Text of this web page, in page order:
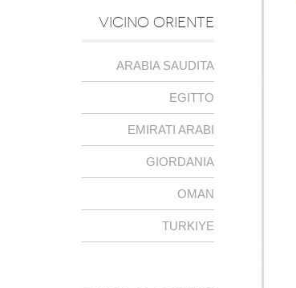
VICINO ORIENTE
ARABIA SAUDITA
EGITTO
EMIRATI ARABI
GIORDANIA
OMAN
TURKIYE